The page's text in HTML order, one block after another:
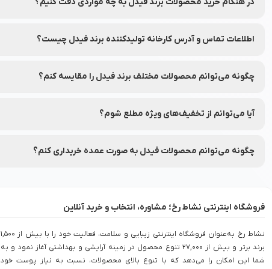
اطلاعات تماس و آدرس کارخانه تولیدکننده برند فیدل چیست؟
چگونه می‌توانم محصولات مختلف برند فیدل را مقایسه کنم؟
آیا می‌توانم از تخفیف‌های ویژه مطلع شوم؟
چگونه می‌توانم محصولات فیدل به صورت عمده خریداری کنم؟
فروشگاه اینترنتی نشاط رخ؛ مشاوره، انتخاب و خرید آنلاین
نشاط رخ به‌عنوان فروشگاه اینترنتی زیبایی و سلامت، فعالیت خود را با بیش از 1,500
برند برتر و بیش از 27,000 تنوع محصول در زمینه آرایشی و بهداشتی آغاز نمود و به
شما این امکان را می‌دهد که با تنوع بالای محصولات، نسبت به نیاز پوست خود